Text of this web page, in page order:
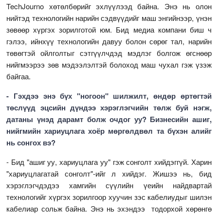
TechJourno хөтөлбөрийг эхлүүлээд байна. Энэ нь олон
нийтэд технологийн нарийн сэдвүүдийг маш энгийнээр, үнэн
зөвөөр хүргэх зорилготой юм. Бид медиа компани биш ч
гэлээ, ийнхүү технологийн давуу болон сөрөг тал, нарийн
төвөгтэй ойлголтыг сэтгүүлчдэд мэдлэг болгож өгснөөр
нийгмээрээ зөв мэдээлэлтэй болоход маш чухал гэж үзэж
байгаа.
- Гэхдээ энэ бүх "ногоон" шилжилт, өндөр өртөгтэй
төслүүд эцсийн дүндээ хэрэглэгчийн төлж буй нэгж,
датаны үнэд дарамт болж очдог уу? Бизнесийн ашиг,
нийгмийн хариуцлага хоёр мөргөлдвөл та бүхэн алийг
нь сонгох вэ?
- Бид "ашиг уу, хариуцлага уу" гэж сонголт хийдэггүй. Харин
"хариуцлагатай сонголт"-ийг л хийдэг. Жишээ нь, бид
хэрэглэгчдэдээ хамгийн сүүлийн үеийн найдвартай
технологийг хүргэх зорилгоор хуучин зэс кабелиудыг шилэн
кабелиар сольж байна. Энэ нь эхэндээ тодорхой хөрөнгө